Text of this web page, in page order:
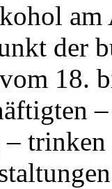
am
der
18.
–